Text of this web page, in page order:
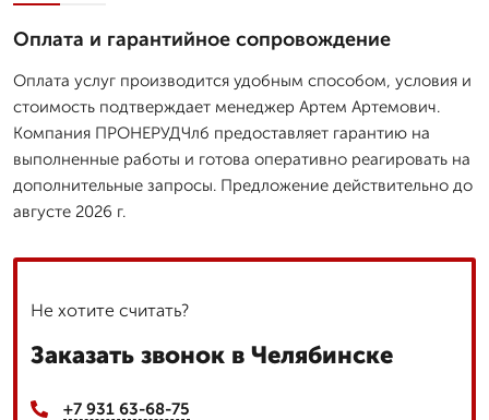
Оплата и гарантийное сопровождение
Оплата услуг производится удобным способом, условия и
стоимость подтверждает менеджер Артем Артемович.
Компания ПРОНЕРУДЧлб предоставляет гарантию на
выполненные работы и готова оперативно реагировать на
дополнительные запросы. Предложение действительно до
августе 2026 г.
Не хотите считать?
Заказать звонок в Челябинске
+7 931 63-68-75